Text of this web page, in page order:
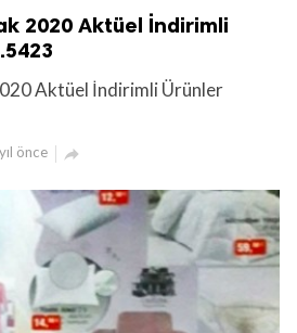
2020 Aktüel İndirimli
Aktüel İndirimli Ürünler
önce 